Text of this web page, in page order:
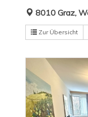
8010 Graz,
Zur Übersicht